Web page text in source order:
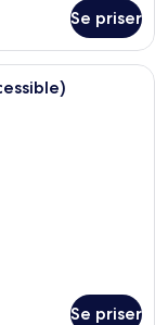
Se priser
med en stor
Se priser